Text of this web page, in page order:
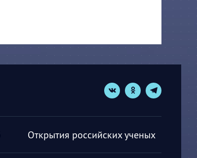
Открытия российских ученых